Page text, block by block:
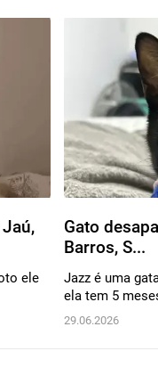
ele
Gato
Barros, S...
Jazz é uma
ela tem 5
29.06.2026